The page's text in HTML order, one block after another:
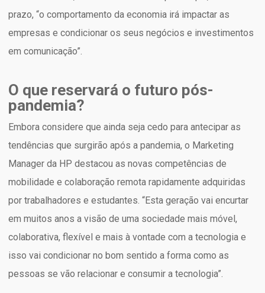
prazo, “o comportamento da economia irá impactar as
empresas e condicionar os seus negócios e investimentos
em comunicação”.
O que reservará o futuro pós-
pandemia?
Embora considere que ainda seja cedo para antecipar as
tendências que surgirão após a pandemia, o Marketing
Manager da HP destacou as novas competências de
mobilidade e colaboração remota rapidamente adquiridas
por trabalhadores e estudantes. “Esta geração vai encurtar
em muitos anos a visão de uma sociedade mais móvel,
colaborativa, flexível e mais à vontade com a tecnologia e
isso vai condicionar no bom sentido a forma como as
pessoas se vão relacionar e consumir a tecnologia”.